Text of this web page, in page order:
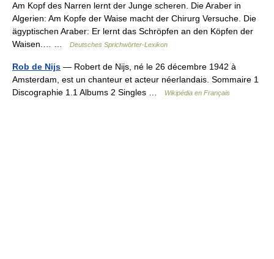
Am Kopf des Narren lernt der Junge scheren. Die Araber in
Algerien: Am Kopfe der Waise macht der Chirurg Versuche. Die
ägyptischen Araber: Er lernt das Schröpfen an den Köpfen der
Waisen.… …
Deutsches Sprichwörter-Lexikon
Rob de Nijs — Robert de Nijs, né le 26 décembre 1942 à
Amsterdam, est un chanteur et acteur néerlandais. Sommaire 1
Discographie 1.1 Albums 2 Singles …
Wikipédia en Français